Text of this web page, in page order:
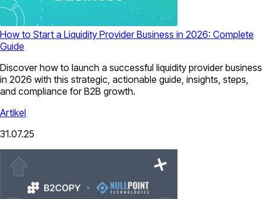
How to Start a Liquidity Provider Business in 2026: Complete
Guide
Discover how to launch a successful liquidity provider business
in 2026 with this strategic, actionable guide, insights, steps,
and compliance for B2B growth.
Artikel
31.07.25